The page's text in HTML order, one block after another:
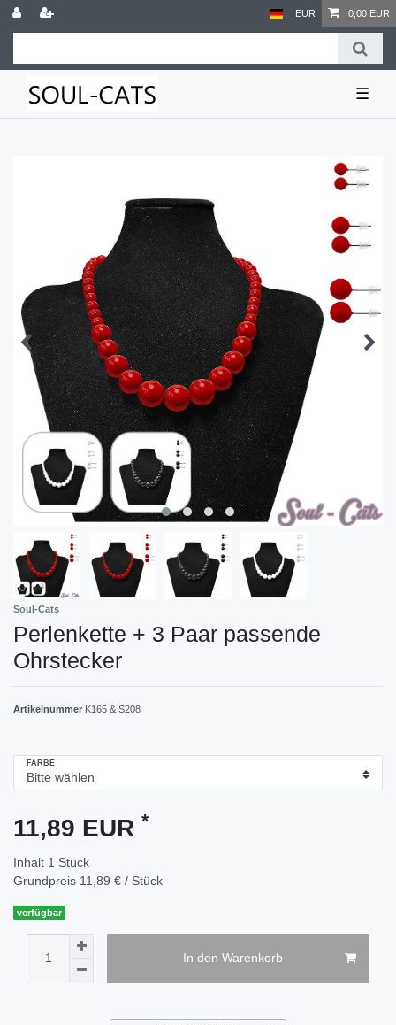
EUR 0,00 EUR
☰
Soul-Cats
Perlenkette + 3 Paar passende
Ohrstecker
Artikelnummer K165 & S208
FARBE
11,89 EUR *
Inhalt 1 Stück
Grundpreis 11,89 € / Stück
verfügbar
In den Warenkorb